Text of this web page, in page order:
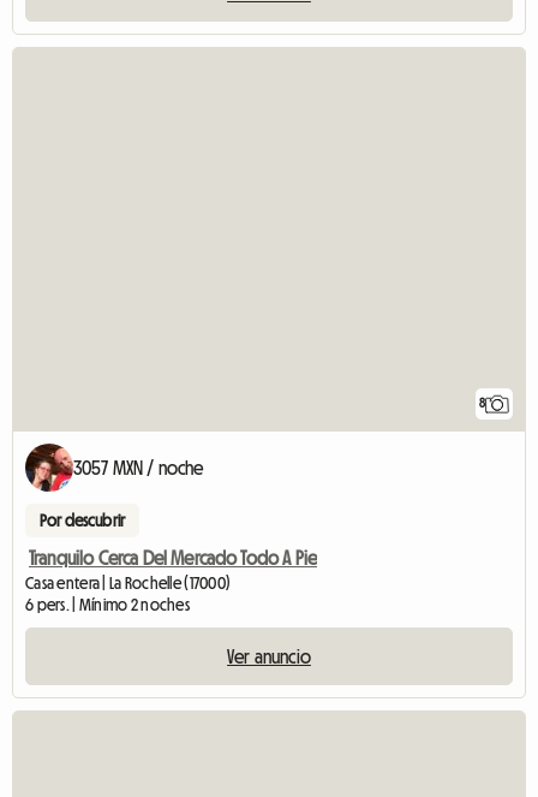
8
3057 MXN / noche
Por descubrir
Tranquilo Cerca Del Mercado Todo A Pie
Casa entera | La Rochelle (17000)
6 pers. | Mínimo 2 noches
Ver anuncio